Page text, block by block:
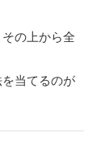
の上から全
当てるのが